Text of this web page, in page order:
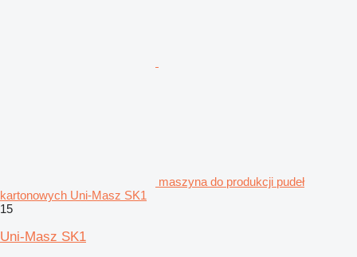
maszyna do produkcji pudeł
kartonowych Uni-Masz SK1
15
Uni-Masz SK1